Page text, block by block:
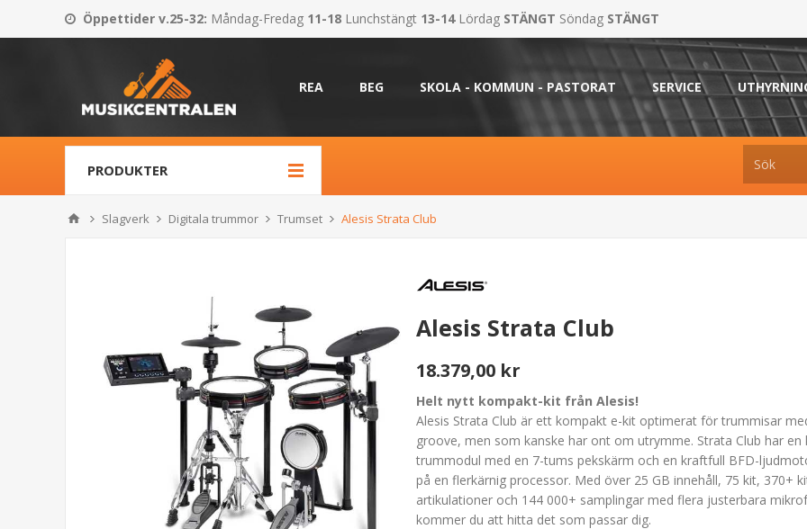
Öppettider v.25-32: Måndag-Fredag 11-18 Lunchstängt 13-14 Lördag STÄNGT Söndag STÄNGT
REA BEG SKOLA - KOMMUN - PASTORAT SERVICE
PRODUKTER
Slagverk Digitala trummor Trumset Alesis Strata Club
Alesis Strata Club
18.379,00 kr
Helt nytt kompakt-kit från Alesis!
Alesis Strata Club är ett kompakt e-kit optimerat för trummisar
groove, men som kanske har ont om utrymme. Strata Club har en
trummodul med en 7-tums pekskärm och en kraftfull BFD-
på en flerkärnig processor. Med över 25 GB innehåll, 75 kit, 370+
artikulationer och 144 000+ samplingar med flera justerbara
kommer du att hitta det som passar dig.